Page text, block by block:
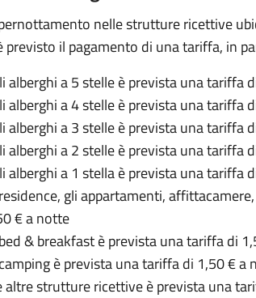
nelle strutture ricettive
previsto il pagamento di una tariffa, in
alberghi a 5 stelle è prevista una tariffa
alberghi a 4 stelle è prevista una tariffa
alberghi a 3 stelle è prevista una tariffa
alberghi a 2 stelle è prevista una tariffa
alberghi a 1 stella è prevista una tariffa
gli appartamenti,
€ a notte
& breakfast è prevista una tariffa di
è prevista una tariffa di 1,50 € a
altre strutture ricettive è prevista una